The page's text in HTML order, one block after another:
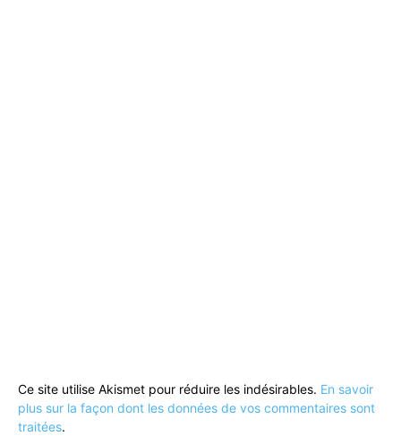
Ce site utilise Akismet pour réduire les indésirables. En savoir
plus sur la façon dont les données de vos commentaires sont
traitées.